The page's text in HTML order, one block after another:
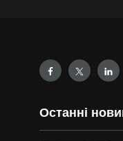
Останні